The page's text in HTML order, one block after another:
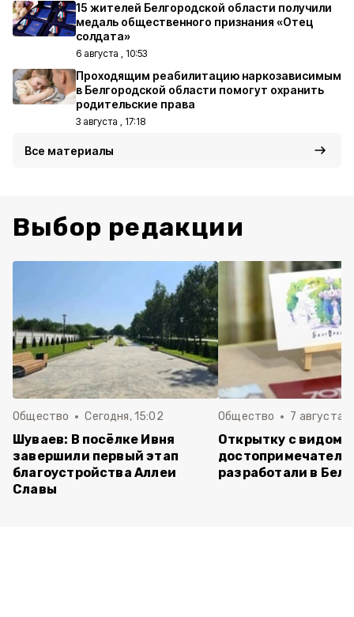
15 жителей Белгородской области получили
медаль общественного признания «Отец
солдата»
6 августа , 10:53
Проходящим реабилитацию наркозависимым
в Белгородской области помогут охранить
родительские права
3 августа , 17:18
Все материалы
Выбор редакции
Общество Сегодня, 15:02
Шуваев: В посёлке Ивня
завершили первый этап
благоустройства Аллеи
Славы
Общество 7 августа ,
Открытку с видом
разработали в